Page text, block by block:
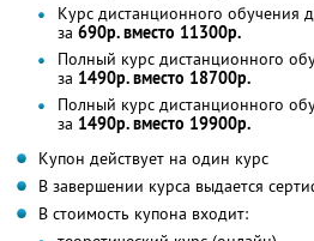
Курс дистанционного обучения
за 690р. вместо 11300р.
Полный курс дистанционного
за 1490р. вместо 18700р.
Полный курс дистанционного
за 1490р. вместо 19900р.
Купон действует на один курс
В завершении курса выдается
В стоимость купона входит: